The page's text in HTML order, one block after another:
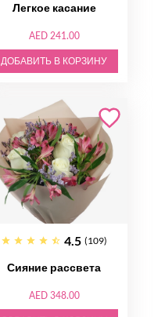
Легкое касание
AED 241.00
ДОБАВИТЬ В КОРЗИНУ
4.5 (109)
Сияние рассвета
AED 348.00